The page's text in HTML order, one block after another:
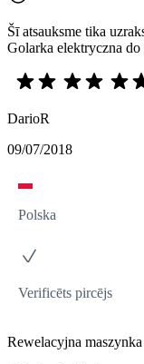
Šī atsauksme tika
Golarka elektryczna
DarioR
09/07/2018
Polska
Verificēts pircējs
Rewelacyjna